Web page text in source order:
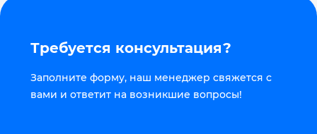
Требуется консультация?
Заполните форму, наш менеджер свяжется с
вами и ответит на возникшие вопросы!